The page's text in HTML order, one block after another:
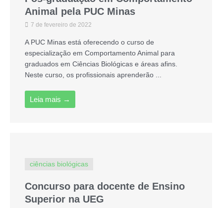
Animal pela PUC Minas
7 de fevereiro de 2022
A PUC Minas está oferecendo o curso de
especialização em Comportamento Animal para
graduados em Ciências Biológicas e áreas afins.
Neste curso, os profissionais aprenderão ...
Leia mais →
ciências biológicas
Concurso para docente de Ensino
Superior na UEG